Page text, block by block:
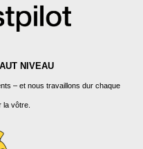
NIVEAU
– et nous travaillons dur chaque
la vôtre.